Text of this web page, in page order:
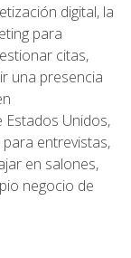
digital, la
para
citas,
una presencia
Unidos,
entrevistas,
en salones,
negocio de